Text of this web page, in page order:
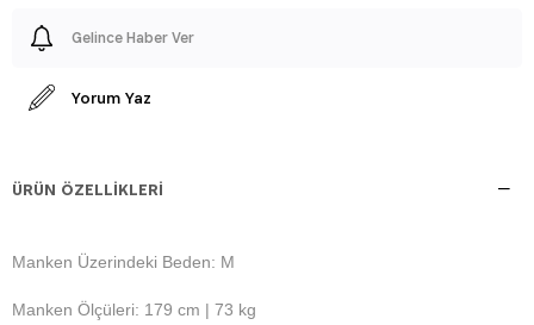
Gelince Haber Ver
Yorum Yaz
ÜRÜN ÖZELLIKLERI
Manken Üzerindeki Beden: M
Manken Ölçüleri: 179 cm | 73 kg